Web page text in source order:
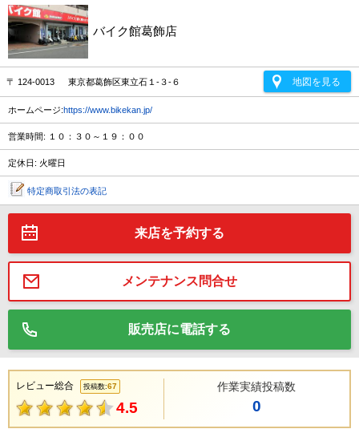
バイク館葛飾店
〒 124-0013 東京都葛飾区東立石１-３-６ 地図を見る
ホームページ:https://www.bikekan.jp/
営業時間: １０：３０～１９：００
定休日: 火曜日
特定商取引法の表記
来店を予約する
メンテナンス問合せ
販売店に電話する
レビュー総合 投稿数:67
4.5
作業実績投稿数
0